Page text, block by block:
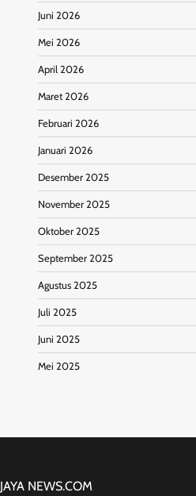
Juni 2026
Mei 2026
April 2026
Maret 2026
Februari 2026
Januari 2026
Desember 2025
November 2025
Oktober 2025
September 2025
Agustus 2025
Juli 2025
Juni 2025
Mei 2025
JAYA NEWS.COM